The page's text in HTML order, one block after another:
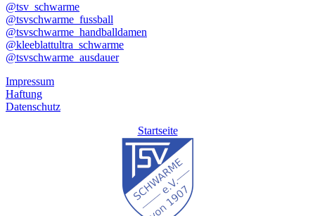
@tsv_schwarme
@tsvschwarme_fussball
@tsvschwarme_handballdamen
@kleeblattultra_schwarme
@tsvschwarme_ausdauer
Impressum
Haftung
Datenschutz
Startseite